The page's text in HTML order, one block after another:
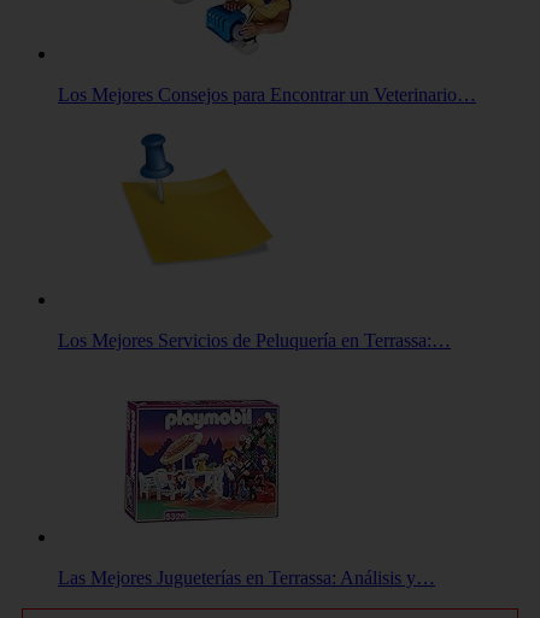
Los Mejores Consejos para Encontrar un Veterinario…
Los Mejores Servicios de Peluquería en Terrassa:…
Las Mejores Jugueterías en Terrassa: Análisis y…